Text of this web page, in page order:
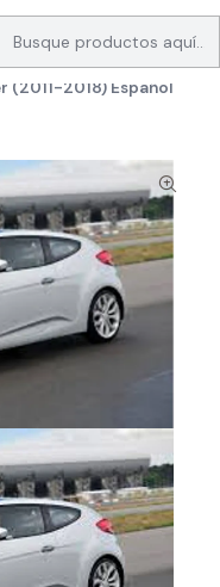
AUTOMOTRIZ
Hyundai
(2011-2018) Español